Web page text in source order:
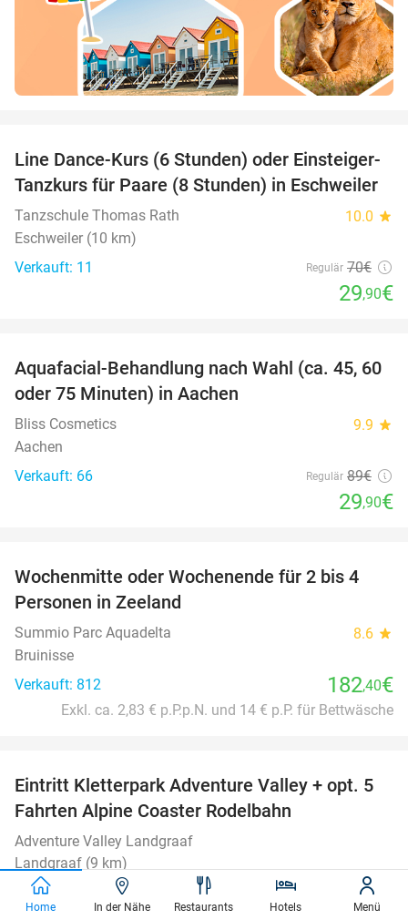
57%
Line Dance-Kurs (6 Stunden) oder Einsteiger-
Tanzkurs für Paare (8 Stunden) in Eschweiler
Tanzschule Thomas Rath 10.0 star
Eschweiler (10 km)
Verkauft: 11
Regulär 70€
29,90€
66%
Aquafacial-Behandlung nach Wahl (ca. 45, 60
oder 75 Minuten) in Aachen
Bliss Cosmetics 9.9 star
Aachen
Verkauft: 66
Regulär 89€
29,90€
Wochenmitte oder Wochenende für 2 bis 4
Personen in Zeeland
Summio Parc Aquadelta 8.6 star
Bruinisse
Verkauft: 812
182,40€
Exkl. ca. 2,83 € p.P.p.N. und 14 € p.P. für Bettwäsche
17%
Eintritt Kletterpark Adventure Valley + opt. 5
Fahrten Alpine Coaster Rodelbahn
Adventure Valley Landgraaf
Landgraaf (9 km)
Verkauft: 977
Regulär ,95€
Home In der Nähe Restaurants Hotels Menü